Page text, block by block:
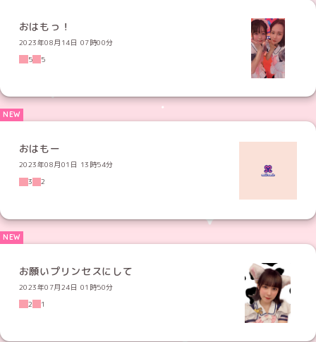
おはもっ！
2023年08月14日 07時00分
5
5
おはもー
2023年08月01日 13時54分
3
2
お願いプリンセスにして
2023年07月24日 01時50分
2
1